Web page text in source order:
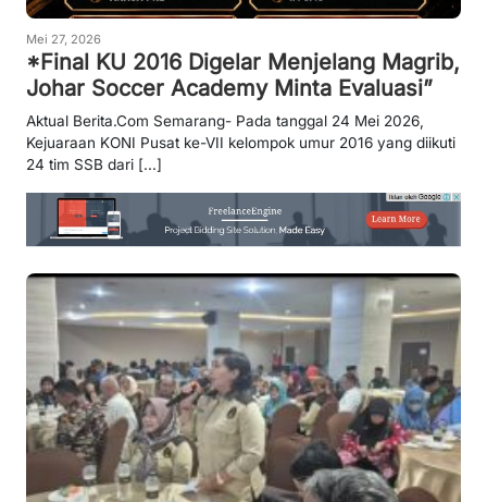
Mei 27, 2026
*Final KU 2016 Digelar Menjelang Magrib,
Johar Soccer Academy Minta Evaluasi”
Aktual Berita.Com Semarang- Pada tanggal 24 Mei 2026,
Kejuaraan KONI Pusat ke-VII kelompok umur 2016 yang diikuti
24 tim SSB dari [...]